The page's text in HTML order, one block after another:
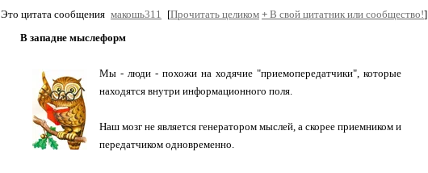
Это цитата сообщения макошь311 [Прочитать целиком + В свой цитатник или сообщество!]
В западне мыслеформ
Мы - люди - похожи на ходячие "приемопередатчики", которые
находятся внутри информационного поля.
Наш мозг не является генератором мыслей, а скорее приемником и
передатчиком одновременно.